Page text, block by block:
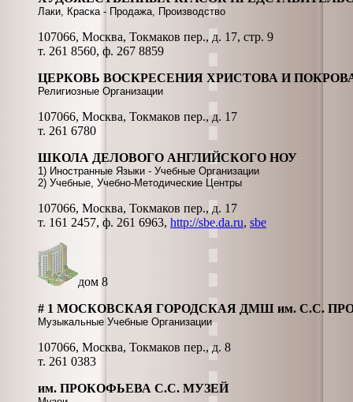
Лаки, Краска - Продажа, Производство
107066, Москва, Токмаков пер., д. 17, стр. 9
т. 261 8560, ф. 267 8859
ЦЕРКОВЬ ВОСКРЕСЕНИЯ ХРИСТОВА И
Религиозные Организации
107066, Москва, Токмаков пер., д. 17
т. 261 6780
ШКОЛА ДЕЛОВОГО АНГЛИЙСКОГО НОУ
1) Иностранные Языки - Учебные Организации
2) Учебные, Учебно-Методические Центры
107066, Москва, Токмаков пер., д. 17
т. 161 2457, ф. 261 6963, http://sbe.da.ru, sbe
дом 8
# 1 МОСКОВСКАЯ ГОРОДСКАЯ ДМШ им. С.С.
Музыкальные Учебные Организации
107066, Москва, Токмаков пер., д. 8
т. 261 0383
им. ПРОКОФЬЕВА С.С. МУЗЕЙ